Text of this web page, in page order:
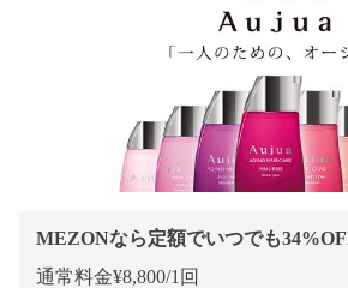
MEZONなら定額でいつでも34
通常料金¥8,800/1回